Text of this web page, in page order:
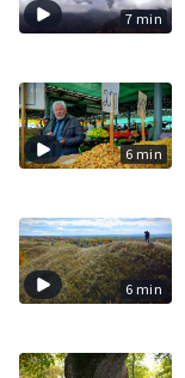
7 min
6 min
6 min